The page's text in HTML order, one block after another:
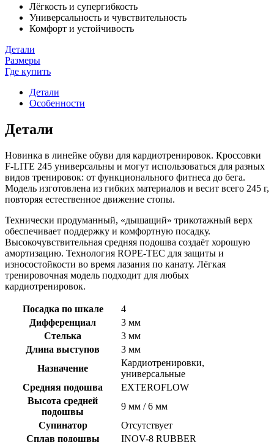
Лёгкость и супергибкость
Универсальность и чувствительность
Комфорт и устойчивость
Детали
Размеры
Где купить
Детали
Особенности
Детали
Новинка в линейке обуви для кардиотренировок. Кроссовки
F-LITE 245 универсальны и могут использоваться для разных
видов тренировок: от функционального фитнеса до бега.
Модель изготовлена из гибких материалов и весит всего 245 г,
повторяя естественное движение стопы.
Технически продуманный, «дышащий» трикотажный верх
обеспечивает поддержку и комфортную посадку.
Высокочувствительная средняя подошва создаёт хорошую
амортизацию. Технология ROPE-TEC для защиты и
износостойкости во время лазания по канату. Лёгкая
тренировочная модель подходит для любых
кардиотренировок.
Посадка по шкале
4
Дифференциал
3 мм
Стелька
3 мм
Длина выступов
3 мм
Назначение
Кардиотренировки,
универсальные
Средняя подошва
EXTEROFLOW
Высота средней
подошвы
9 мм / 6 мм
Супинатор
Отсутствует
Сплав подошвы
INOV-8 RUBBER